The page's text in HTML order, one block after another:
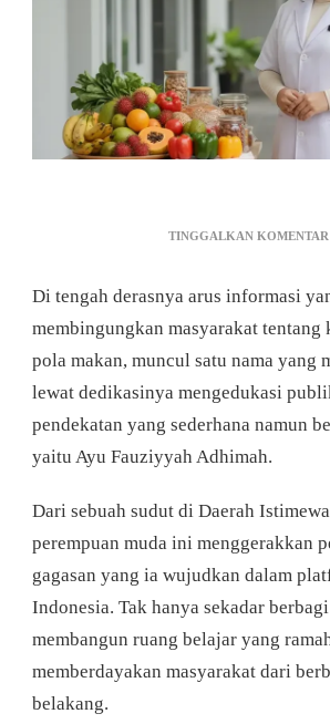
TINGGALKAN KOMENTAR
Di tengah derasnya arus informasi
membingungkan masyarakat tentang
pola makan, muncul satu nama yang
lewat dedikasinya mengedukasi
pendekatan yang sederhana namun
yaitu Ayu Fauziyyah Adhimah.
Dari sebuah sudut di Daerah
perempuan muda ini menggerakkan
gagasan yang ia wujudkan dalam
Indonesia. Tak hanya sekadar
membangun ruang belajar yang
memberdayakan masyarakat dari
belakang.